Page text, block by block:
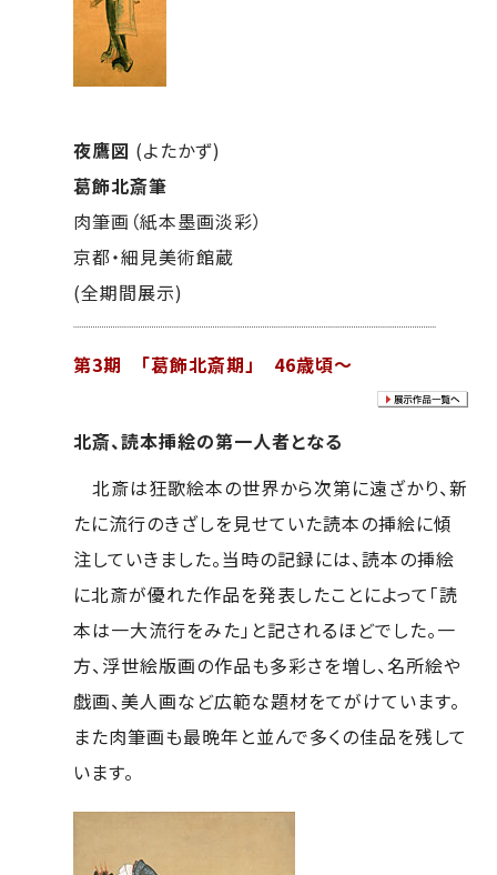
夜鷹図 (よたかず)
葛飾北斎筆
肉筆画（紙本墨画淡彩）
京都・細見美術館蔵
(全期間展示)
第3期 「葛飾北斎期」 46歳頃～
北斎、読本挿絵の第一人者となる
北斎は狂歌絵本の世界から次第に遠ざかり、新
たに流行のきざしを見せていた読本の挿絵に傾
注していきました。当時の記録には、読本の挿絵
に北斎が優れた作品を発表したことによって「読
本は一大流行をみた」と記されるほどでした。一
方、浮世絵版画の作品も多彩さを増し、名所絵や
戯画、美人画など広範な題材をてがけています。
また肉筆画も最晩年と並んで多くの佳品を残して
います。